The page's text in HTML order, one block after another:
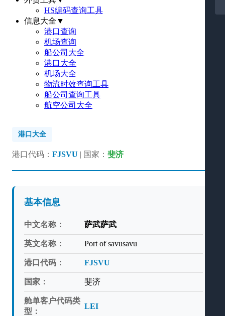
HS编码查询工具
信息大全 ▼
港口查询
机场查询
船公司大全
港口大全
机场大全
物流时效查询工具
船公司查询工具
航空公司大全
港口大全
港口代码： FJSVU | 国家： 斐济
基本信息
中文名称： 萨武萨武
英文名称： Port of savusavu
港口代码： FJSVU
国家： 斐济
舱单客户代码类
型：
LEI